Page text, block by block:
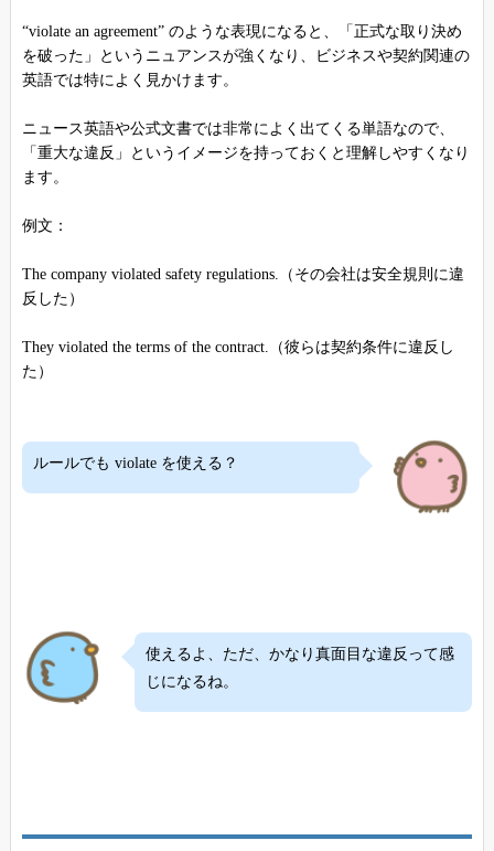
“violate an agreement” のような表現になると、「正式な取り決め
を破った」というニュアンスが強くなり、ビジネスや契約関連の
英語では特によく見かけます。
ニュース英語や公式文書では非常によく出てくる単語なので、
「重大な違反」というイメージを持っておくと理解しやすくなり
ます。
例文：
The company violated safety regulations.（その会社は安全規則に違
反した）
They violated the terms of the contract.（彼らは契約条件に違反し
た）
ルールでも violate を使える？
使えるよ、ただ、かなり真面目な違反って感
じになるね。